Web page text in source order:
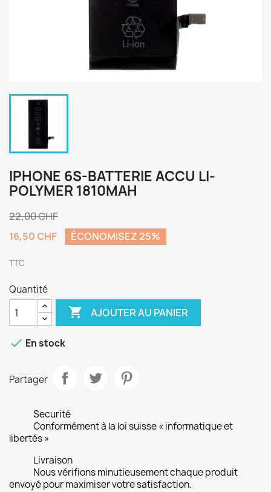
IPHONE 6S-BATTERIE ACCU LI-
POLYMER 1810MAH
22,00 CHF
16,50 CHF
ÉCONOMISEZ 25%
TTC
Quantité
 AJOUTER AU PANIER
 En stock
Partager
Securité
Conformément à la loi suisse « informatique et
libertés »
Livraison
Nous vérifions minutieusement chaque produit
envoyé pour maximiser votre satisfaction.